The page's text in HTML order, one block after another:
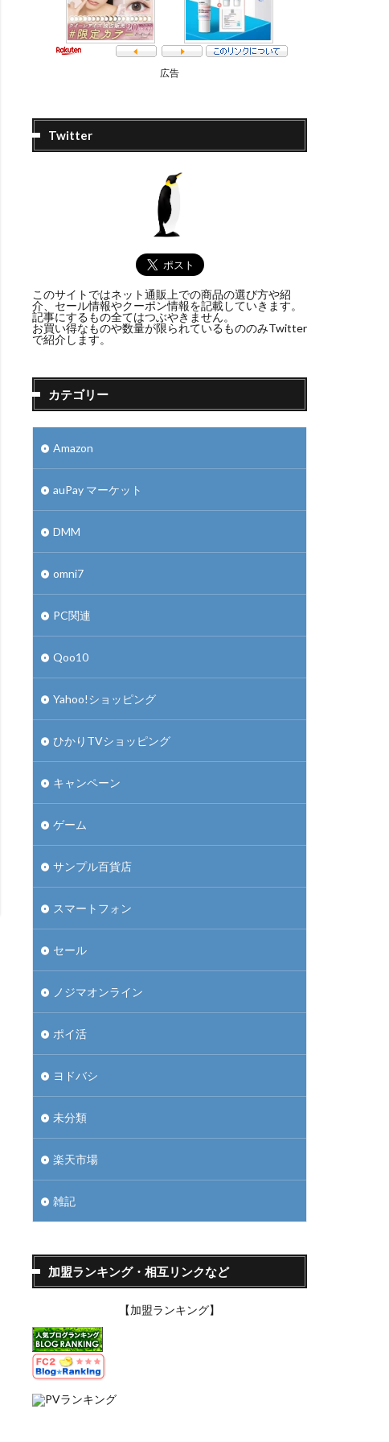
広告
Twitter
このサイトではネット通販上での商品の選び方や紹
介、セール情報やクーポン情報を記載していきます。
記事にするもの全てはつぶやきません。
お買い得なものや数量が限られているもののみTwitter
で紹介します。
カテゴリー
Amazon
auPay マーケット
DMM
omni7
PC関連
Qoo10
Yahoo!ショッピング
ひかりTVショッピング
キャンペーン
ゲーム
サンプル百貨店
スマートフォン
セール
ノジマオンライン
ポイ活
ヨドバシ
未分類
楽天市場
雑記
加盟ランキング・相互リンクなど
【加盟ランキング】